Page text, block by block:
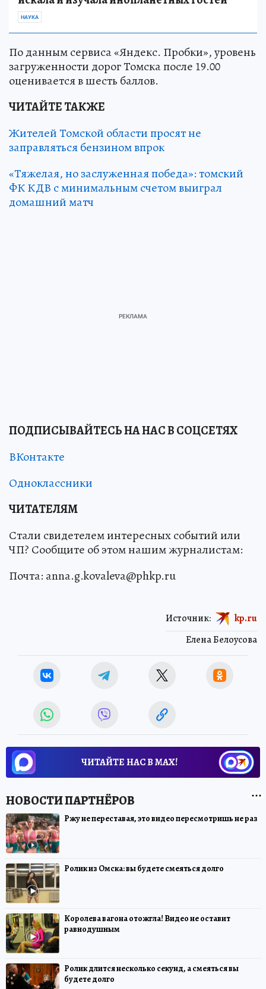
НАУКА
По данным сервиса «Яндекс. Пробки», уровень
загруженности дорог Томска после 19.00
оценивается в шесть баллов.
ЧИТАЙТЕ ТАКЖЕ
Жителей Томской области просят не
заправляться бензином впрок
«Тяжелая, но заслуженная победа»: томский
ФК КДВ с минимальным счетом выиграл
домашний матч
ПОДПИСЫВАЙТЕСЬ НА НАС В СОЦСЕТЯХ
ВКонтакте
Одноклассники
ЧИТАТЕЛЯМ
Стали свидетелем интересных событий или
ЧП? Сообщите об этом нашим журналистам:
Почта: anna.g.kovaleva@phkp.ru
Елена Белоусова
Источник: kp.ru
ЧИТАЙТЕ НАС В МАХ!
Ржу не переставая, это видео пересмотришь не раз
Ролик из Омска: вы будете смеяться долго
Королева вагона отожгла! Видео не оставит
равнодушным
Ролик длится несколько секунд, а смеяться вы
будете долго